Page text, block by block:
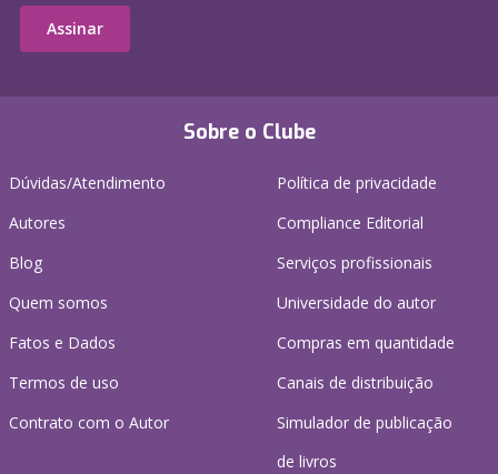
Sobre o Clube
Dúvidas/Atendimento
Autores
Blog
Quem somos
Fatos e Dados
Termos de uso
Contrato com o Autor
Política de privacidade
Compliance Editorial
Serviços profissionais
Universidade do autor
Compras em quantidade
Canais de distribuição
Simulador de publicação
de livros
Assinar